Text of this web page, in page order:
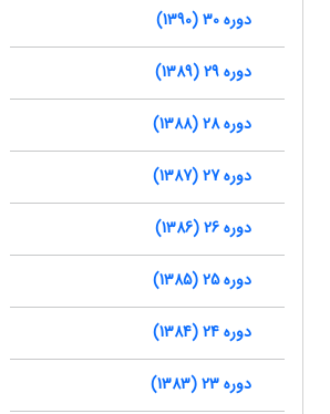
دوره 30 (1390)
دوره 29 (1389)
دوره 28 (1388)
دوره 27 (1387)
دوره 26 (1386)
دوره 25 (1385)
دوره 24 (1384)
دوره 23 (1383)